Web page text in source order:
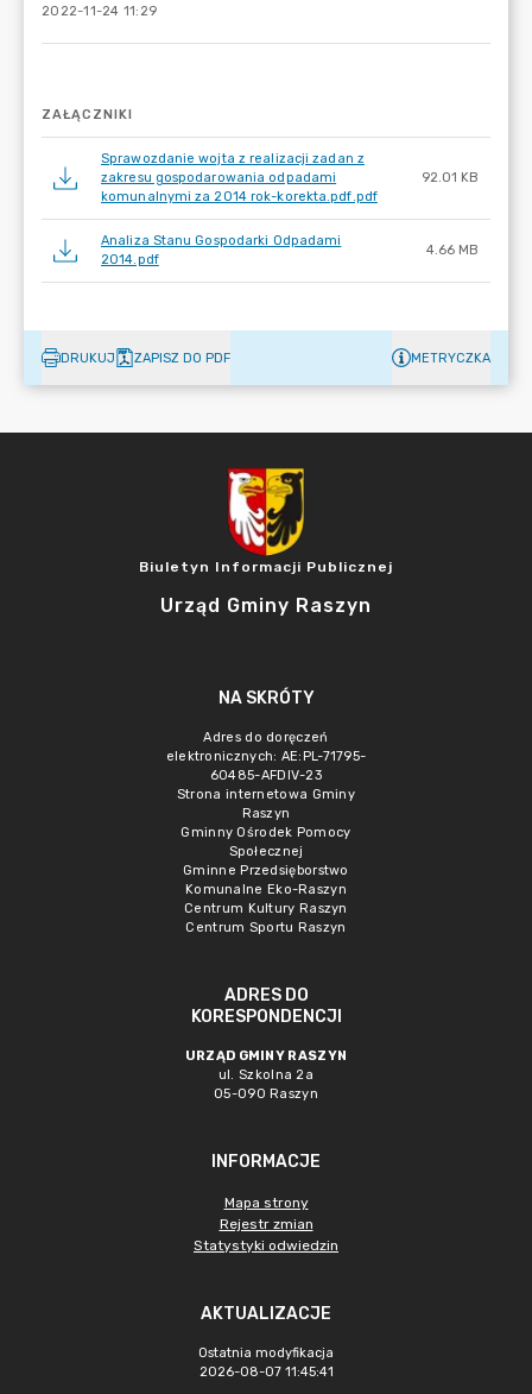
2022-11-24 11:29
ZAŁĄCZNIKI
Sprawozdanie wojta z realizacji zadan z
zakresu gospodarowania odpadami
komunalnymi za 2014 rok-korekta.pdf.pdf
92.01 KB
Analiza Stanu Gospodarki Odpadami
2014.pdf
4.66 MB
DRUKUJ ZAPISZ DO PDF METRYCZKA
Biuletyn Informacji Publicznej
Urząd Gminy Raszyn
NA SKRÓTY
Adres do doręczeń
elektronicznych: AE:PL-71795-
60485-AFDIV-23
Strona internetowa Gminy
Raszyn
Gminny Ośrodek Pomocy
Społecznej
Gminne Przedsięborstwo
Komunalne Eko-Raszyn
Centrum Kultury Raszyn
Centrum Sportu Raszyn
ADRES DO
KORESPONDENCJI
URZĄD GMINY RASZYN
ul. Szkolna 2a
05-090 Raszyn
INFORMACJE
Mapa strony
Rejestr zmian
Statystyki odwiedzin
AKTUALIZACJE
Ostatnia modyfikacja
2026-08-07 11:45:41